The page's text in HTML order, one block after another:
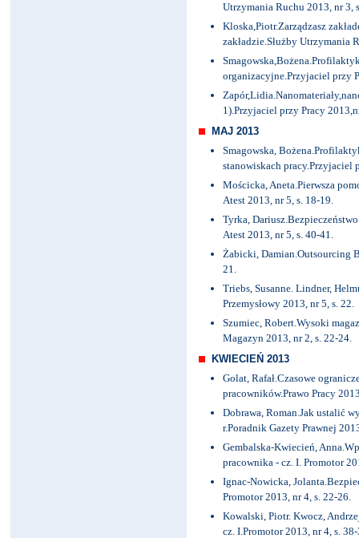
Utrzymania Ruchu 2013, nr 3,
Kloska,Piotr.Zarządzasz
zakładzie.Służby Utrzymania
organizacyjne.Przyjaciel przy
1).Przyjaciel przy Pracy
MAJ 2013
Smagowska,
stanowiskach pracy.Przyjaciel
Mościcka, Aneta.Pierwsza
Atest 2013, nr 5, s. 18-19.
Tyrka,
Atest 2013, nr 5, s. 40-41.
Żabicki, Damian.Outsourcing
21.
Triebs, Susanne. Lindner,
Przemysłowy 2013, nr 5, s. 22.
Szumiec, Robert.Wysoki
Magazyn 2013, nr 2, s. 22-24.
KWIECIEŃ 2013
Golat, Rafał.Czasowe
pracowników.Prawo Pracy
Dobrawa, Roman.Jak ustalić
r.Poradnik Gazety Prawnej
Gembalska-Kwiecień,
pracownika - cz. I. Promotor
Ignac-Nowicka,
Promotor 2013, nr 4, s. 22-26.
Kowalski, Piotr. Kwocz,
cz. I.Promotor 2013, nr 4, s.